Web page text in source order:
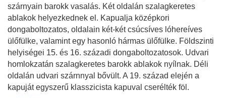
szárnyain barokk vasalás. Két oldalán szalagkeretes
ablakok helyezkednek el. Kapualja középkori
dongaboltozatos, oldalain két-két csúcsíves lóhereíves
ülőfülke, valamint egy hasonló hármas ülőfülke. Földszinti
helyiségei 15. és 16. századi dongaboltozatosok. Udvari
homlokzatán szalagkeretes barokk ablakok nyílnak. Déli
oldalán udvari szárnnyal bővült. A 19. század elején a
kapuját egyszerű klasszicista kapuval cserélték föl.